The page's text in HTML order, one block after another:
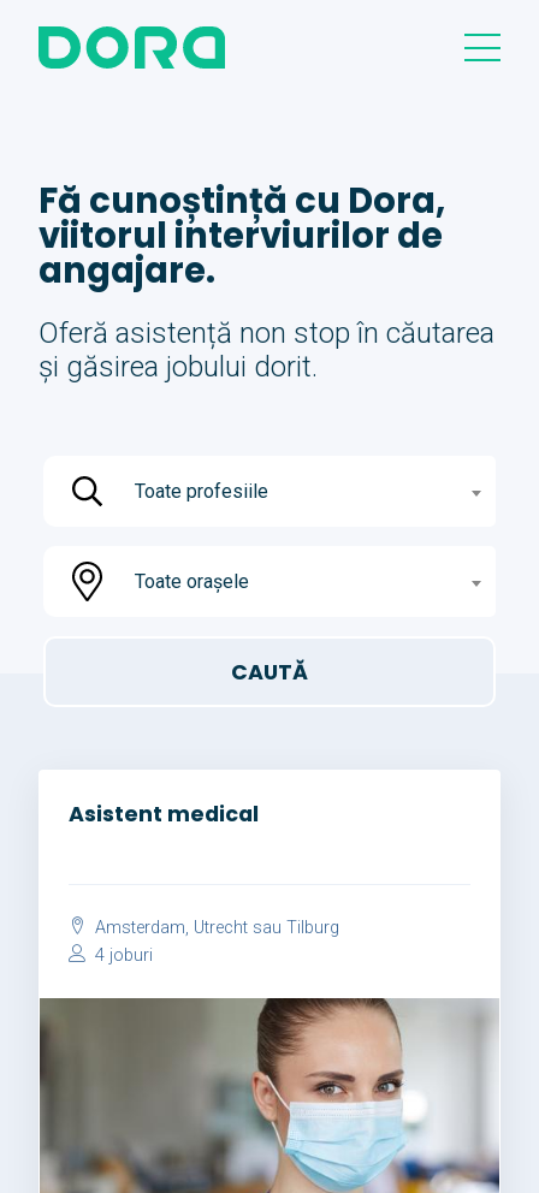
Fă cunoștință cu Dora,
viitorul interviurilor de
angajare.
Oferă asistență non stop în căutarea
și găsirea jobului dorit.
Toate profesiile
Toate orașele
Asistent medical
Amsterdam, Utrecht sau Tilburg
4 joburi